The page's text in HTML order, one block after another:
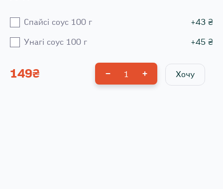
Спайсі соус 100 г +43 ₴
Унагі соус 100 г +45 ₴
149₴ 1 Хочу